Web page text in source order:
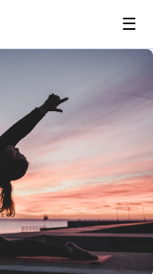
☰